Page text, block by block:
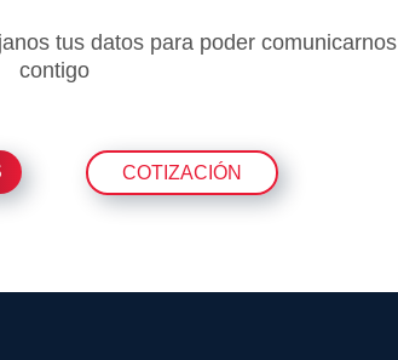
tus datos para poder comunicarnos
contigo
COTIZACIÓN